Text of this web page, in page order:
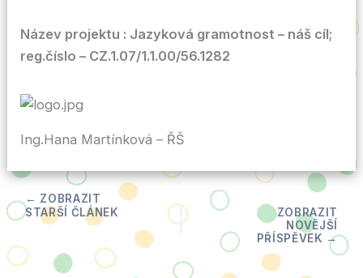
Název projektu : Jazyková gramotnost – náš cíl;
reg.číslo – CZ.1.07/1.1.00/56.1282
Ing.Hana Martínková – ŘŠ